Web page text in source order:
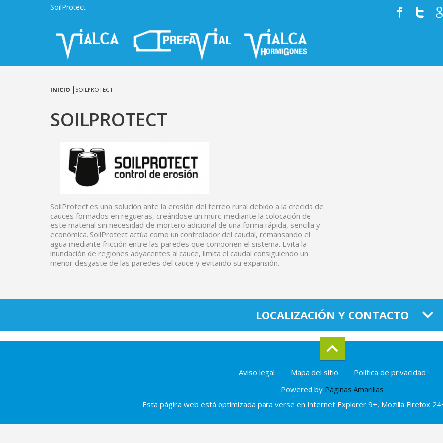
SERVICIOS
SoilProtect
INICIO SOILPROTECT
SOILPROTECT
SoilProtect es una solución ante la erosión del terreo rural debido a la crecida de
cauces formados en regueras, creándose un muro mediante la colocación de
este material sin necesidad de mortero adicional de una forma rápida, sencilla y
económica. SoilProtect actúa como un controlador del caudal, remansando el
agua mediante fricción entre las paredes que componen el sistema. Evita la
inundación de regiones adyacentes al cauce, limita el caudal consiguiendo un
menor desgaste de las paredes del cauce y evitando su expansión.
LOCALIZACIÓN Y CONTACTO
Aviso legal Mapa del sitio
Política de privacidad
Powered by Páginas Amarillas
Esta página web está optimizada para verse en Internet Explorer 9+, Mozilla Firefox